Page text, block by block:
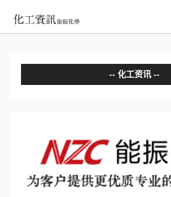
化工资讯
国际动态